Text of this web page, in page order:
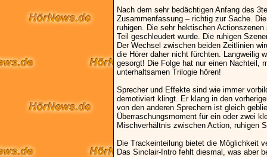
Nach dem sehr bedächtigen Anfang des
Zusammenfassung – richtig zur Sache.
ruhigen. Die sehr hektischen
Teil geschleudert wurde. Die ruhigen
Der Wechsel zwischen beiden Zeitlinien
die Hörer daher nicht fürchten. Langweilig
gesorgt! Die Folge hat nur einen Nachteil,
unterhaltsamen Trilogie hören!
Sprecher und Effekte sind wie immer
demotiviert klingt. Er klang in den
von den anderen Sprechern ist gleich
Überraschungsmoment für ein oder zwei
Mischverhältnis zwischen Action, ruhigen
Die Trackeinteilung bietet die Möglichkeit
Das Sinclair-Intro fehlt diesmal, was aber